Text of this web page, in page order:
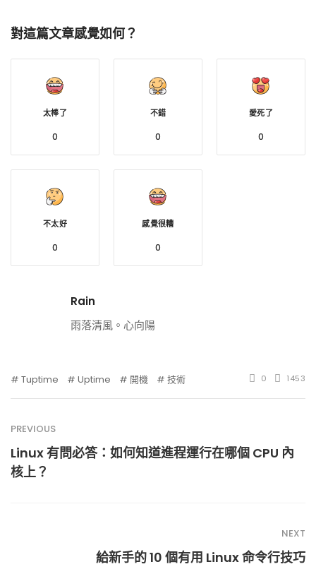
對這篇文章感覺如何？
太棒了
0
不錯
0
愛死了
0
不太好
0
感覺很糟
0
Rain
雨落清風。心向陽
Tuptime Uptime 開機 技術 0 1453
PREVIOUS
Linux 有問必答：如何知道進程運行在哪個 CPU 內
核上？
NEXT
給新手的 10 個有用 Linux 命令行技巧